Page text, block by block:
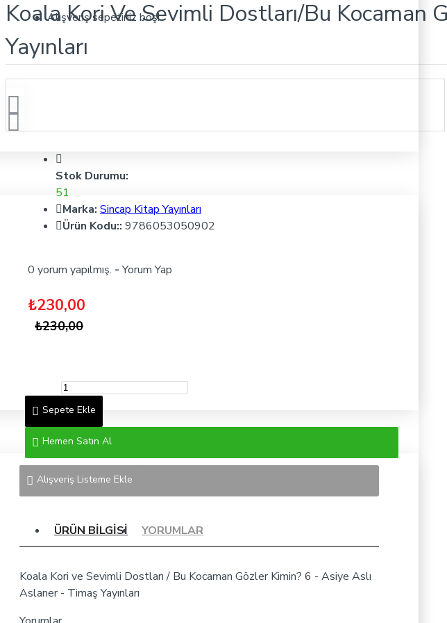
Alışveriş sepetiniz boş!
Koala Kori Ve Sevimli Dostları/Bu Kocaman
Yayınları
Stok Durumu:
51
Marka: Sincap Kitap Yayınları
Ürün Kodu:: 9786053050902
0 yorum yapılmış. - Yorum Yap
₺230,00
₺230,00
Sepete Ekle
Hemen Satın Al
Alışveriş Listeme Ekle
ÜRÜN BILGISI YORUMLAR
Koala Kori ve Sevimli Dostları / Bu Kocaman Gözler Kimin? 6 - Asiye Aslı
Aslaner - Timaş Yayınları